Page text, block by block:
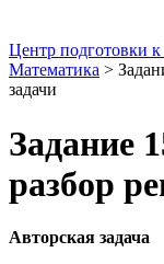
Центр подготовки
Математика >
задачи
Задание
разбор
Авторская задача